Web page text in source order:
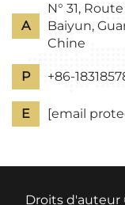
A
N° 31,
Baiyun,
Chine
P +86-
E [email
Droits d'auteur